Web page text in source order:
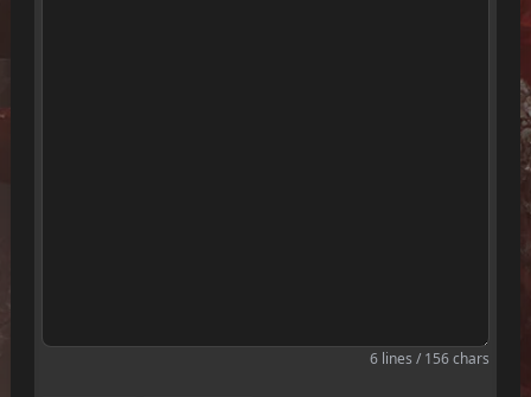
6 lines / 156 chars